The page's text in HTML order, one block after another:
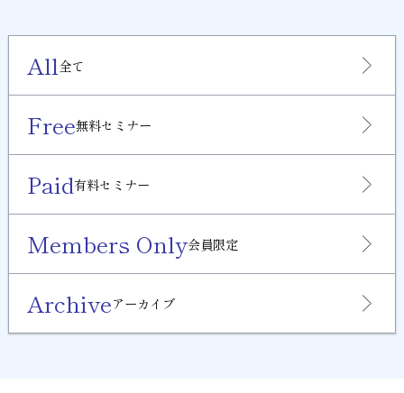
All全て
Free無料セミナー
Paid有料セミナー
Members Only会員限定
Archiveアーカイブ